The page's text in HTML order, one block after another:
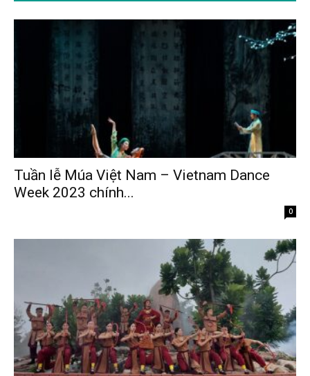
Tuần lễ Múa Việt Nam – Vietnam Dance
Week 2023 chính...
0